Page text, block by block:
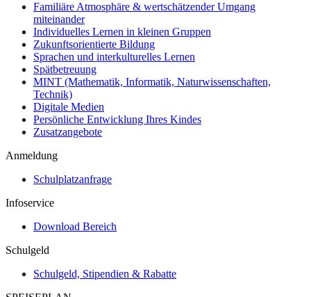
Familiäre Atmosphäre & wertschätzender Umgang
miteinander
Individuelles Lernen in kleinen Gruppen
Zukunftsorientierte Bildung
Sprachen und interkulturelles Lernen
Spätbetreuung
MINT (Mathematik, Informatik, Naturwissenschaften,
Technik)
Digitale Medien
Persönliche Entwicklung Ihres Kindes
Zusatzangebote
Anmeldung
Schulplatzanfrage
Infoservice
Download Bereich
Schulgeld
Schulgeld, Stipendien & Rabatte